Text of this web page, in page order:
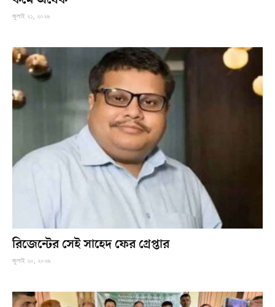
জুলাই ২১, ২০২৬
রিজেন্টের সেই সাহেদ ফের গ্রেপ্তার
জুলাই ২০, ২০২৬